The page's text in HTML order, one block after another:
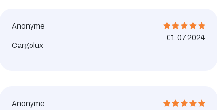
Anonyme
Cargolux
01.07.2024
Anonyme